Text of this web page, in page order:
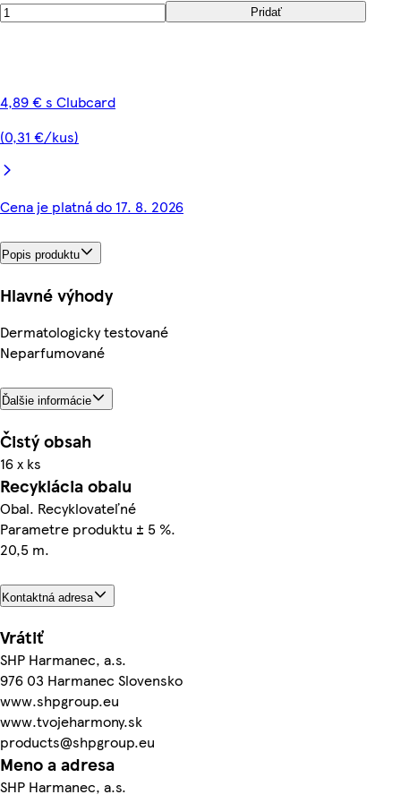
Pridať
4,89 € s Clubcard
(0,31 €/kus)
Cena je platná do 17. 8. 2026
Popis produktu
Hlavné výhody
Dermatologicky testované
Neparfumované
Ďalšie informácie
Čistý obsah
16 x ks
Recyklácia obalu
Obal. Recyklovateľné
Parametre produktu ± 5 %.
20,5 m.
Kontaktná adresa
Vrátiť
SHP Harmanec, a.s.
976 03 Harmanec Slovensko
www.shpgroup.eu
www.tvojeharmony.sk
products@shpgroup.eu
Meno a adresa
SHP Harmanec, a.s.